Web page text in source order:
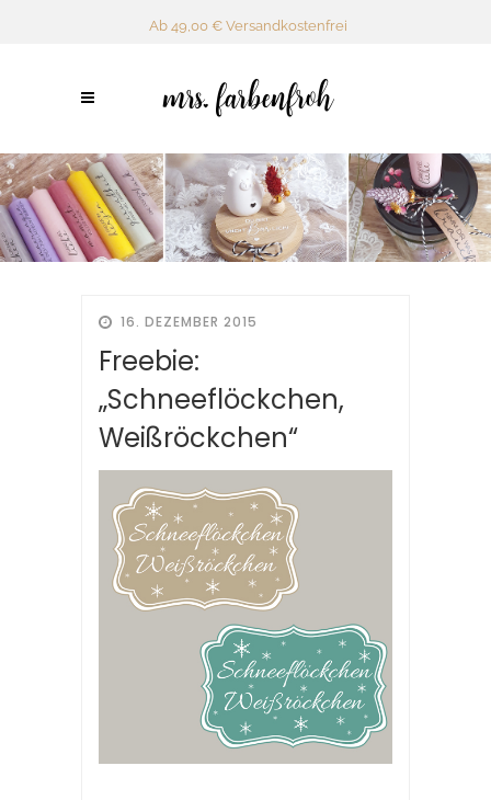
Ab 49,00 € Versandkostenfrei
16. DEZEMBER 2015
Freebie:
„Schneeflöckchen,
Weißröckchen“